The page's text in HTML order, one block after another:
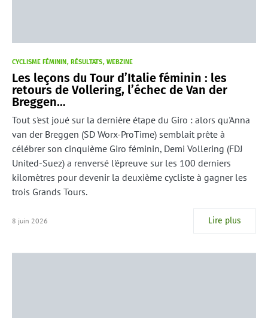
CYCLISME FÉMININ RÉSULTATS WEBZINE
Les leçons du Tour d’Italie féminin : les
retours de Vollering, l’échec de Van der
Breggen…
Tout s'est joué sur la dernière étape du Giro : alors qu'Anna
van der Breggen (SD Worx-ProTime) semblait prête à
célébrer son cinquième Giro féminin, Demi Vollering (FDJ
United-Suez) a renversé l'épreuve sur les 100 derniers
kilomètres pour devenir la deuxième cycliste à gagner les
trois Grands Tours.
8 juin 2026 Lire plus